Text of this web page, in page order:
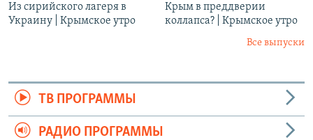
Из сирийского лагеря в
Украину | Крымское утро
Крым в преддверии
коллапса? | Крымское утро
Все выпуски
ТВ ПРОГРАММЫ
РАДИО ПРОГРАММЫ